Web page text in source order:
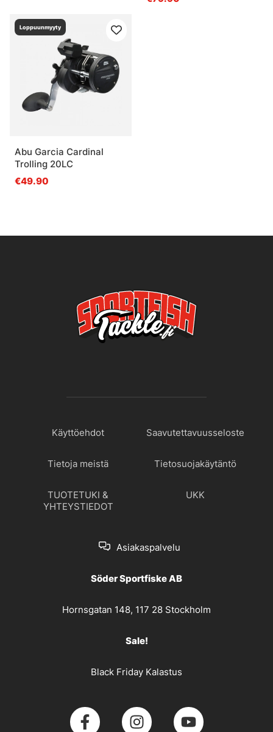
Loppuunmyyty
Abu Garcia Cardinal
Trolling 20LC
€49.90
Käyttöehdot Saavutettavuusseloste
Tietoja meistä Tietosuojakäytäntö
TUOTETUKI &
YHTEYSTIEDOT
UKK
Asiakaspalvelu
Söder Sportfiske AB
Hornsgatan 148, 117 28 Stockholm
Sale!
Black Friday Kalastus